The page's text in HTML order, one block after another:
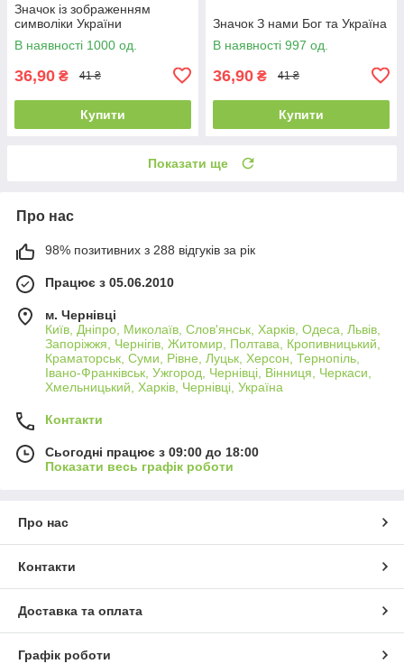
Значок із зображенням
символіки України
В наявності 1000 од.
36,90 ₴ 41 ₴
Купити
Значок З нами Бог та Україна
В наявності 997 од.
36,90 ₴ 41 ₴
Купити
Показати ще
Про нас
98% позитивних з 288 відгуків за рік
Працює з 05.06.2010
м. Чернівці
Київ, Дніпро, Миколаїв, Слов'янськ, Харків, Одеса, Львів,
Запоріжжя, Чернігів, Житомир, Полтава, Кропивницький,
Краматорськ, Суми, Рівне, Луцьк, Херсон, Тернопіль,
Івано-Франківськ, Ужгород, Чернівці, Вінниця, Черкаси,
Хмельницький, Харків, Чернівці, Україна
Контакти
Сьогодні працює з 09:00 до 18:00
Показати весь графік роботи
Про нас
Контакти
Доставка та оплата
Графік роботи